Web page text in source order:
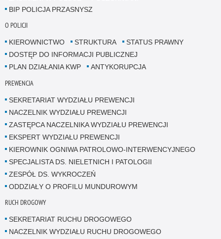
BIP POLICJA PRZASNYSZ
O POLICJI
KIEROWNICTWO STRUKTURA
STATUS PRAWNY
DOSTĘP DO INFORMACJI PUBLICZNEJ
PLAN DZIAŁANIA KWP
ANTYKORUPCJA
PREWENCJA
SEKRETARIAT WYDZIAŁU PREWENCJI
NACZELNIK WYDZIAŁU PREWENCJI
ZASTĘPCA NACZELNIKA WYDZIAŁU PREWENCJI
EKSPERT WYDZIAŁU PREWENCJI
KIEROWNIK OGNIWA PATROLOWO-INTERWENCYJNEGO
SPECJALISTA DS. NIELETNICH I PATOLOGII
ZESPÓŁ DS. WYKROCZEŃ
ODDZIAŁY O PROFILU MUNDUROWYM
RUCH DROGOWY
SEKRETARIAT RUCHU DROGOWEGO
NACZELNIK WYDZIAŁU RUCHU DROGOWEGO